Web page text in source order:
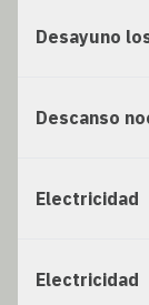
Desayuno
Descanso
Electricidad
Electricidad